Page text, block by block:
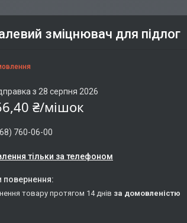
зміцнювач для підлог
з 28 серпня 2026
₴/мішок
760-06-00
тільки за телефоном
товару протягом 14 днів за домовленістю